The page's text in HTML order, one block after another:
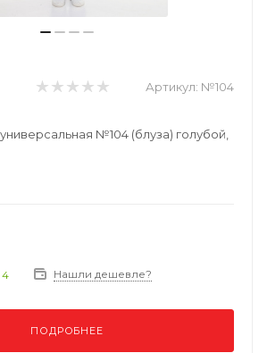
Артикул: №104
№104 (блуза) голубой,
4 Нашли дешевле?
ПОДРОБНЕЕ